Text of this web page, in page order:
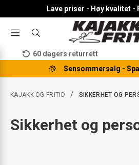
Lave priser - Høy kvalitet -
TOGGLESØK
KATEGORI,
MERKE
60 dagers returrett
Sensommersalg -
KAJAKK OG FRITID / SIKKERHET OG
Sikkerhet og